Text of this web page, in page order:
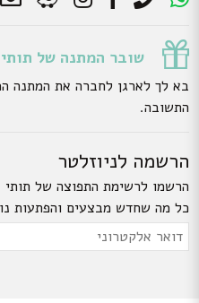
שובר המתנה של תותי
בא לך לארגן לחברה את המתנה
התשובה.
הרשמה לניוזלטר
הרשמו לרשימת התפוצה של תותי
כל מה שחדש מבצעים והפתעות
Please leave this field empty.
דואר